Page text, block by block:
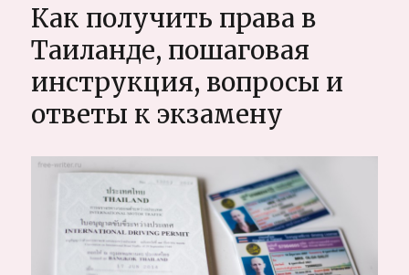
Как получить права в
Таиланде, пошаговая
инструкция, вопросы и
ответы к экзамену